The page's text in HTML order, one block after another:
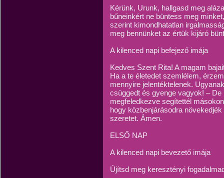
Kérünk, Urunk, hallgasd meg
bűneinkért ne büntess meg
szerint kimondhatatlan
meg bennünket az értük kijáró
A kilenced napi befejező imája
Kedves Szent Rita! A magam
Ha a te életedet szemlélem,
mennyire jelentéktelenek.
csüggedt és gyenge vagyok! –
megfeledkezve segítettél
hogy közbenjárásodra
szeretet. Ámen.
ELSŐ NAP
A kilenced napi bevezető imája
Újítsd meg keresztényi